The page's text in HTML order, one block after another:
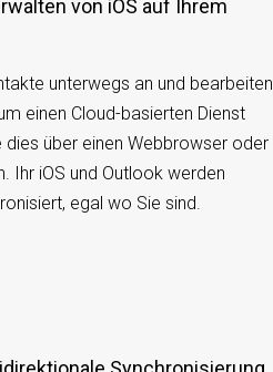
unterwegs an und bearbeiten
einen Cloud-basierten Dienst
dies über einen Webbrowser oder
Ihr iOS und Outlook werden
egal wo Sie sind.